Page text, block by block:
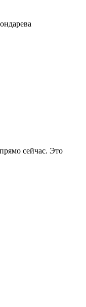
сейчас. Это